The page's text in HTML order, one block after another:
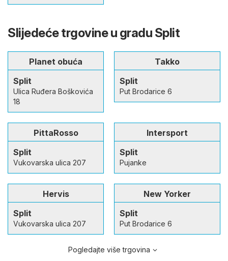
Slijedeće trgovine u gradu Split
Planet obuća
Split
Ulica Ruđera Boškovića
18
Takko
Split
Put Brodarice 6
PittaRosso
Split
Vukovarska ulica 207
Intersport
Split
Pujanke
Hervis
Split
Vukovarska ulica 207
New Yorker
Split
Put Brodarice 6
Pogledajte više trgovina